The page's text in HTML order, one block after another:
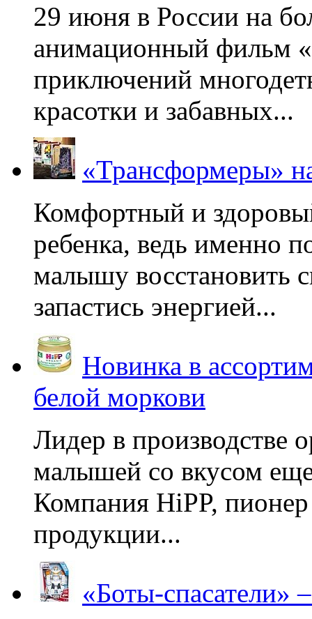
29 июня в России на
анимационный фильм
приключений
красотки и забавных...
«Трансформеры»
Комфортный и
ребенка, ведь именно
малышу восстановить
запастись энергией...
Новинка в
белой моркови
Лидер в производстве
малышей со вкусом
Компания HiPP, пионер
продукции...
«Боты-спасатели»